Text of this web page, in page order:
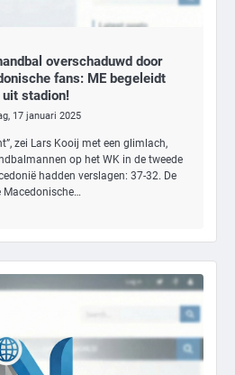
overschaduwd door
fans: ME begeleidt
uit stadion!
17 januari 2025
zei Lars Kooij met een glimlach,
op het WK in de tweede
hadden verslagen: 37-32. De